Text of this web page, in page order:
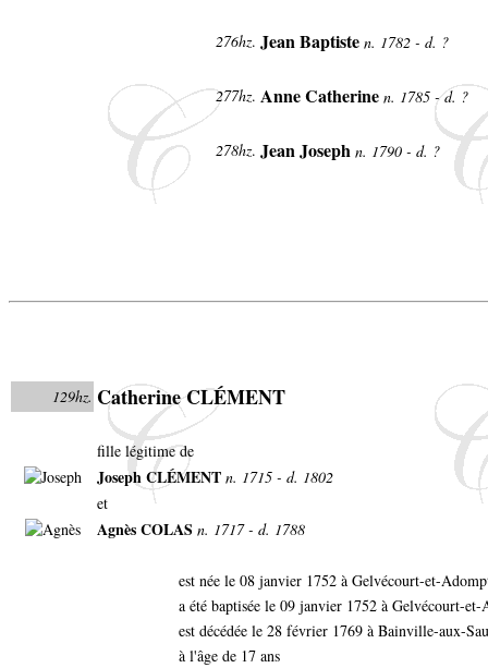
276hz. Jean Baptiste n. 1782 - d. ?
277hz. Anne Catherine n. 1785 - d. ?
278hz. Jean Joseph n. 1790 - d. ?
129hz. Catherine CLÉMENT
fille légitime de
Joseph CLÉMENT n. 1715 - d. 1802
et
Agnès COLAS n. 1717 - d. 1788
est née le 08 janvier 1752 à Gelvécourt-et-
a été baptisée le 09 janvier 1752 à Gelvécourt-
est décédée le 28 février 1769 à Bainville-aux-
à l'âge de 17 ans